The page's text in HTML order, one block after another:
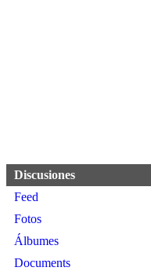
Discusiones
Feed
Fotos
Álbumes
Documents